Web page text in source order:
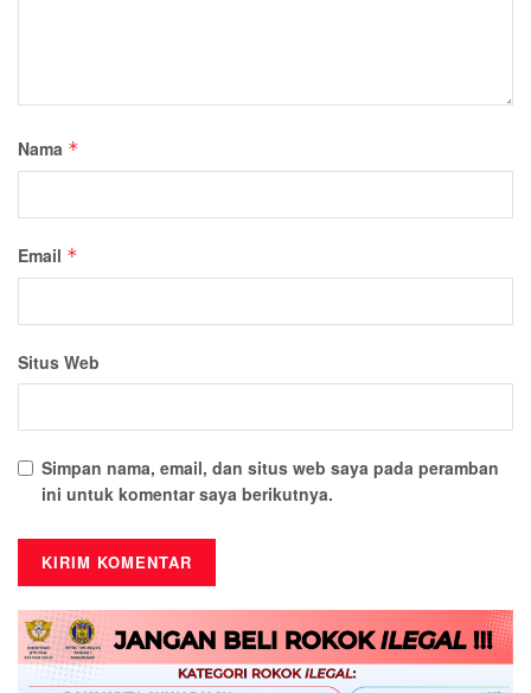
Nama *
Email *
Situs Web
Simpan nama, email, dan situs web saya pada peramban
ini untuk komentar saya berikutnya.